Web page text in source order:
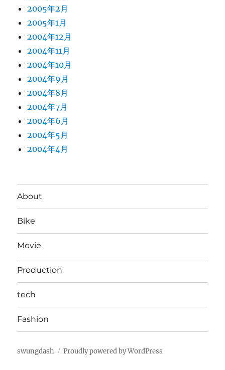
2005年2月
2005年1月
2004年12月
2004年11月
2004年10月
2004年9月
2004年8月
2004年7月
2004年6月
2004年5月
2004年4月
About
Bike
Movie
Production
tech
Fashion
swungdash Proudly powered by WordPress